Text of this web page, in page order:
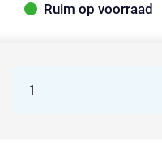
Ruim op voorraad